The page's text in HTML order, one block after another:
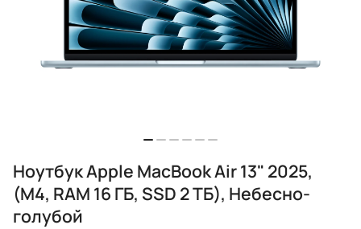
Ноутбук Apple MacBook Air 13" 2025,
(M4, RAM 16 ГБ, SSD 2 ТБ), Небесно-
голубой